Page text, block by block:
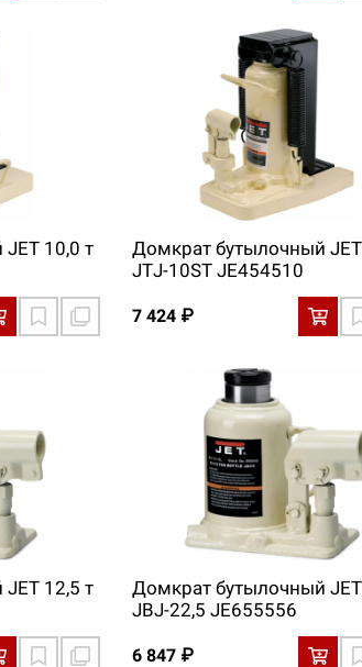
10,0 т
Домкрат бутылочный
JТJ-10ST JE454510
7 424 ₽
12,5 т
Домкрат бутылочный
JBJ-22,5 JE655556
6 847 ₽